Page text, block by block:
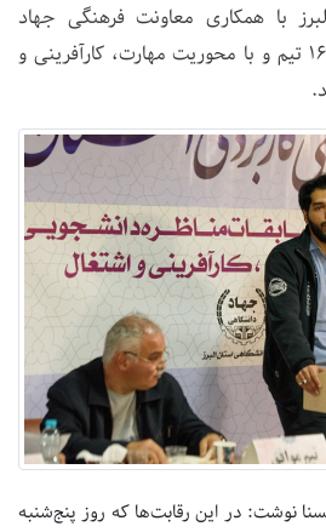
با همکاری معاونت فرهنگی جهاد
دانشگاهی البرز، با رقابت 16 تیم و با محوریت مهارت، کارآفرینی و
نوشت: در این رقابت‌ها که روز پنج‌شنبه